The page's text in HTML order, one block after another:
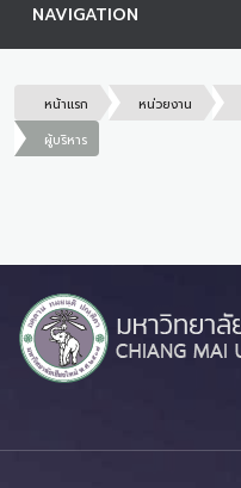
NAVIGATION
หน้าแรก หน่วยงาน
ผู้บริหาร